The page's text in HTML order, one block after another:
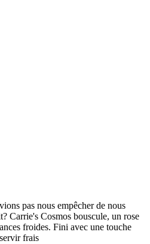
pas nous empêcher de nous
Carrie's Cosmos bouscule, un rose
froides. Fini avec une touche
frais